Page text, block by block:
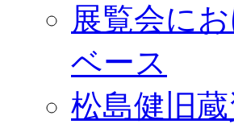
展覧会に
ベース
松島健旧